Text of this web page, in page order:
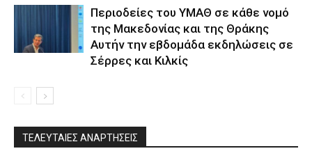
Περιοδείες του ΥΜΑΘ σε κάθε νομό
της Μακεδονίας και της Θράκης
Αυτήν την εβδομάδα εκδηλώσεις σε
Σέρρες και Κιλκίς
ΤΕΛΕΥΤΑΙΕΣ ΑΝΑΡΤΗΣΕΙΣ